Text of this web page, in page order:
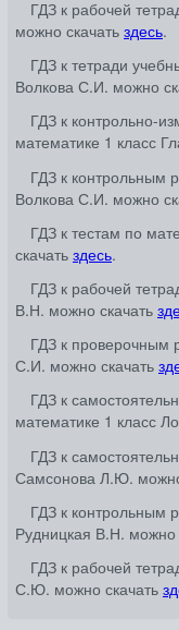
ГДЗ к рабочей
можно скачать здесь.
ГДЗ к тетради
Волкова С.И. можно
ГДЗ к контрольно-
математике 1 класс
ГДЗ к контрольным
Волкова С.И. можно
ГДЗ к тестам по
скачать здесь.
ГДЗ к рабочей
В.Н. можно скачать
ГДЗ к проверочным
С.И. можно скачать
ГДЗ к
математике 1 класс
ГДЗ к
Самсонова Л.Ю.
ГДЗ к контрольным
Рудницкая В.Н. можно
ГДЗ к рабочей
С.Ю. можно скачать